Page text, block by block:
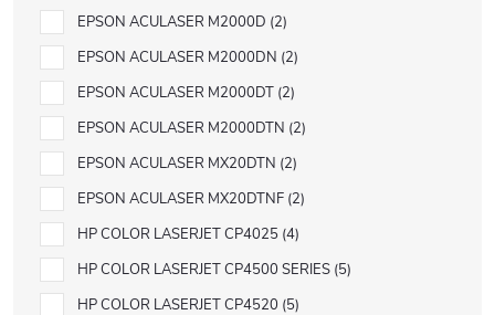
EPSON ACULASER M2000D 2
EPSON ACULASER M2000DN 2
EPSON ACULASER M2000DT 2
EPSON ACULASER M2000DTN 2
EPSON ACULASER MX20DTN 2
EPSON ACULASER MX20DTNF 2
HP COLOR LASERJET CP4025 4
HP COLOR LASERJET CP4500 SERIES 5
HP COLOR LASERJET CP4520 5